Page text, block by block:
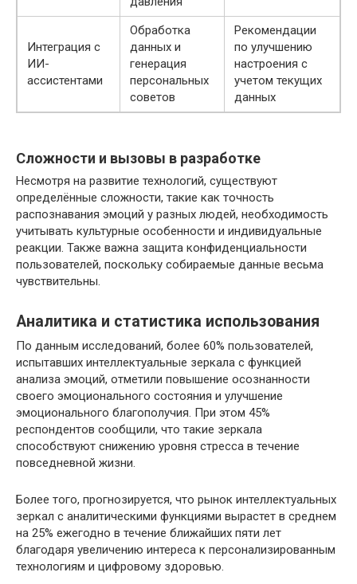
Интеграция с
ИИ-
ассистентами
Обработка
данных и
генерация
персональных
советов
Рекомендации
по улучшению
настроения с
учетом текущих
данных
Сложности и вызовы в разработке
Несмотря на развитие технологий, существуют
определённые сложности, такие как точность
распознавания эмоций у разных людей, необходимость
учитывать культурные особенности и индивидуальные
реакции. Также важна защита конфиденциальности
пользователей, поскольку собираемые данные весьма
чувствительны.
Аналитика и статистика использования
По данным исследований, более 60% пользователей,
испытавших интеллектуальные зеркала с функцией
анализа эмоций, отметили повышение осознанности
своего эмоционального состояния и улучшение
эмоционального благополучия. При этом 45%
респондентов сообщили, что такие зеркала
способствуют снижению уровня стресса в течение
повседневной жизни.
Более того, прогнозируется, что рынок интеллектуальных
зеркал с аналитическими функциями вырастет в среднем
на 25% ежегодно в течение ближайших пяти лет
благодаря увеличению интереса к персонализированным
технологиям и цифровому здоровью.